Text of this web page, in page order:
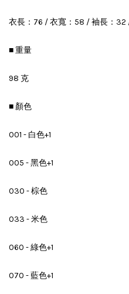
衣長：76 / 衣寬：58 / 袖長：32
■ 重量
98 克
■ 顏色
001 - 白色+1
005 - 黑色+1
030 - 棕色
033 - 米色
060 - 綠色+1
070 - 藍色+1